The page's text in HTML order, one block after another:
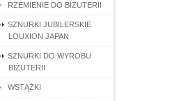
RZEMIENIE DO BIŻUTERII
SZNURKI JUBILERSKIE
LOUXION JAPAN
SZNURKI DO WYROBU
BIŻUTERII
WSTĄŻKI